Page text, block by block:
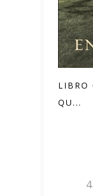
LIBRO
QU...